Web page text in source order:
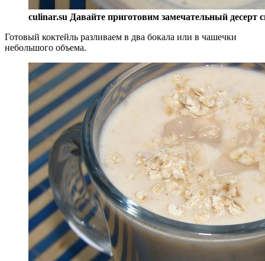
culinar.su Давайте приготовим замечательный десерт
Готовый коктейль разливаем в два бокала или в чашечки
небольшого объема.